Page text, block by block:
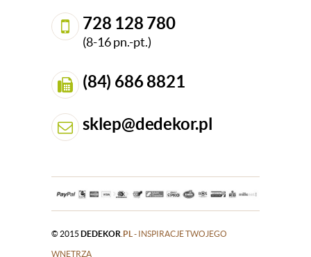
728 128 780
(8-16 pn.-pt.)
(84) 686 8821
sklep@dedekor.pl
© 2015 DEDEKOR .PL - INSPIRACJE TWOJEGO
WNĘTRZA